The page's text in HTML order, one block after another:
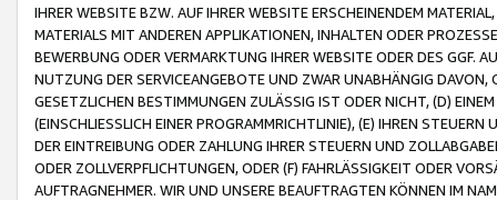
IHRER WEBSITE BZW. AUF IHRER WEBSITE ERSCHEINENDEM
MATERIALS MIT ANDEREN APPLIKATIONEN, INHALTEN ODER
BEWERBUNG ODER VERMARKTUNG IHRER WEBSITE ODER DES GGF.
NUTZUNG DER SERVICEANGEBOTE UND ZWAR UNABHÄNGIG
GESETZLICHEN BESTIMMUNGEN ZULÄSSIG IST ODER NICHT, (D)
(EINSCHLIESSLICH EINER PROGRAMMRICHTLINIE), (E) IHREN
DER EINTREIBUNG ODER ZAHLUNG IHRER STEUERN UND
ODER ZOLLVERPFLICHTUNGEN, ODER (F) FAHRLÄSSIGKEIT ODER
AUFTRAGNEHMER. WIR UND UNSERE BEAUFTRAGTEN KÖNNEN IM